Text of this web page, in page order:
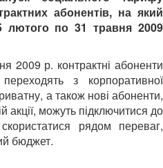
абонентів, на який
лютого по 31 травня 2009
2009 р. контрактні абоненти
з корпоративної
а також нові абоненти,
акції, можуть підключитися до
рядом переваг,
бюджет.